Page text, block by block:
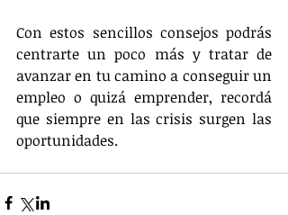
Con estos sencillos consejos podrás
centrarte un poco más y tratar de
avanzar en tu camino a conseguir un
empleo o quizá emprender, recordá
que siempre en las crisis surgen las
oportunidades.